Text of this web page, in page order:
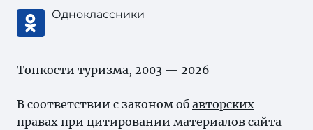
Одноклассники
Тонкости туризма, 2003 — 2026
В соответствии с законом об авторских
правах при цитировании материалов сайта